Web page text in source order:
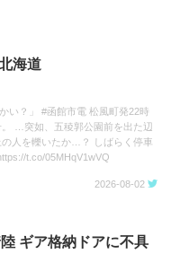
海道
い？」 #函館市電 松風町発22時
…突如、五稜郭公園前を出た辺
の人を轢いたか…？ しばらく停車
t.co/05MHqV1wVQ
2026-08-02
ギア格納ドアに不具